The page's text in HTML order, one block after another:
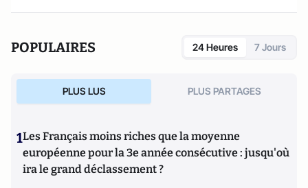
POPULAIRES 24 Heures 7 Jours
PLUS LUS PLUS PARTAGES
1Les Français moins riches que la moyenne
européenne pour la 3e année consécutive : jusqu'où
ira le grand déclassement ?